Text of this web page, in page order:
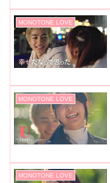
MONOTONE LOVE
MONOTONE LOVE
MONOTONE LOVE